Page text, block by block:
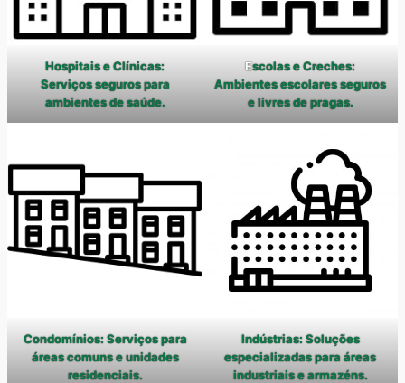
Hospitais e Clínicas:
Serviços seguros para
ambientes de saúde.
Escolas e Creches:
Ambientes escolares seguros
e livres de pragas.
Condomínios: Serviços para
áreas comuns e unidades
residenciais.
Indústrias: Soluções
especializadas para áreas
industriais e armazéns.